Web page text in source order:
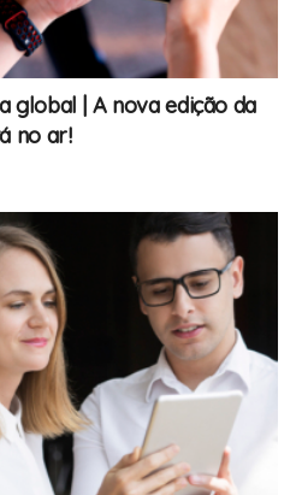
global | A nova edição da
no ar!